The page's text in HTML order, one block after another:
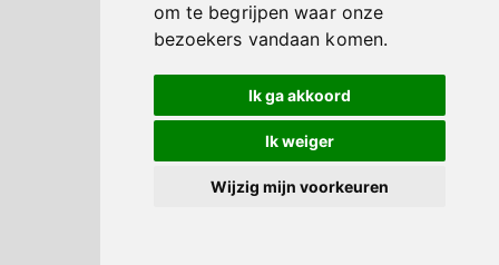
om te begrijpen waar onze
bezoekers vandaan komen.
Ik ga akkoord
Ik weiger
Wijzig mijn voorkeuren